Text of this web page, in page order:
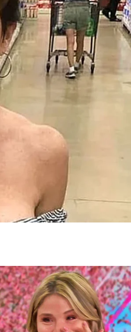
resolver o problema de
o abastecimento nesta adutora
do plano de ação.
intercorrência técnica em
O objetivo do Daae é
definitivo.
explicou que se trata de uma
dilatação ou contração das
fadiga ou desgaste natural do
rompimentos acidentais
as redes.
910 quilômetros
ferro galvanizado (0,3%),
(15,7%) e PVC (56,8%).
35 anos em uso. Quando são
modernos e resistentes. A troca
e seria de alta